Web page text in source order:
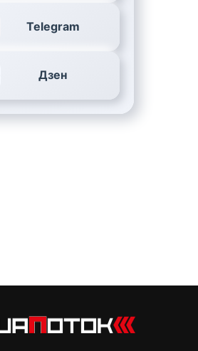
Telegram
Дзен